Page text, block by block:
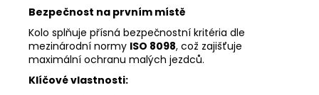
Bezpečnost na prvním místě
Kolo splňuje přísná bezpečnostní kritéria dle
mezinárodní normy ISO 8098, což zajišťuje
maximální ochranu malých jezdců.
Klíčové vlastnosti: